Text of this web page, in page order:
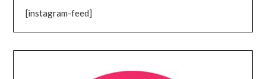
[instagram-feed]